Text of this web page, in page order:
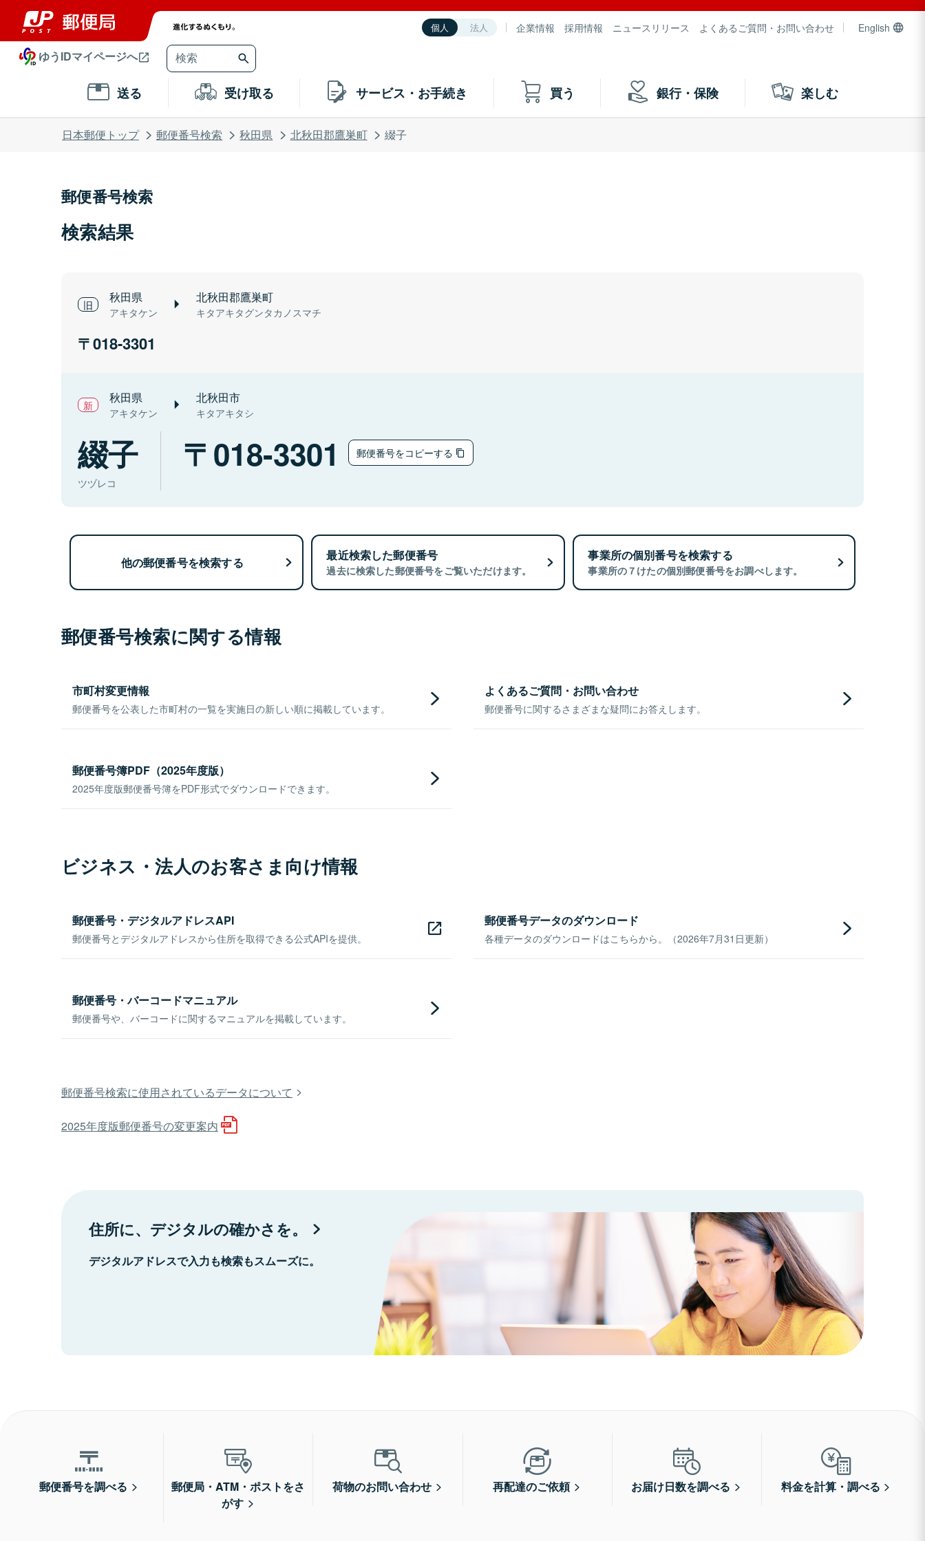
個人 法人 企業情報 採用情報 ニュースリリース よくあるご質問・お問い合わせ English
ゆうIDマイページへ
送る 受け取る サービス・お手続き 買う 銀行・保険 楽しむ
日本郵便トップ 郵便番号検索 秋田県 北秋田郡鷹巣町 綴子
郵便番号検索
検索結果
秋田県
アキタケン
北秋田郡鷹巣町
キタアキタグンタカノスマチ
018-3301
秋田県
アキタケン
北秋田市
キタアキタシ
綴子
ツヅレコ
018-3301 郵便番号をコピーする
他の郵便番号を検索する 最近検索した郵便番号
過去に検索した郵便番号をご覧いただけます。
事業所の個別番号を検索する
事業所の７けたの個別郵便番号をお調べします。
郵便番号検索に関する情報
市町村変更情報
郵便番号を公表した市町村の一覧を実施日の新しい順に掲載しています。
よくあるご質問・お問い合わせ
郵便番号に関するさまざまな疑問にお答えします。
郵便番号簿PDF（2025年度版）
2025年度版郵便番号簿をPDF形式でダウンロードできます。
ビジネス・法人のお客さま向け情報
郵便番号・デジタルアドレスAPI
郵便番号とデジタルアドレスから住所を取得できる公式APIを提供。
郵便番号データのダウンロード
各種データのダウンロードはこちらから。（2026年7月31日更新）
郵便番号・バーコードマニュアル
郵便番号や、バーコードに関するマニュアルを掲載しています。
郵便番号検索に使用されているデータについて
2025年度版郵便番号の変更案内
住所に、デジタルの確かさを。
デジタルアドレスで入力も検索もスムーズに。
郵便番号を調べる
郵便局・ATM・ポストをさ
がす
荷物のお問い合わせ 再配達のご依頼 お届け日数を調べる 料金を計算・調べる